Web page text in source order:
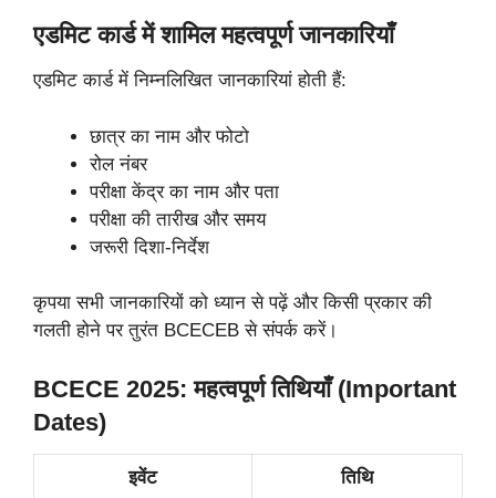
एडमिट कार्ड में शामिल महत्वपूर्ण जानकारियाँ
एडमिट कार्ड में निम्नलिखित जानकारियां होती हैं:
छात्र का नाम और फोटो
रोल नंबर
परीक्षा केंद्र का नाम और पता
परीक्षा की तारीख और समय
जरूरी दिशा-निर्देश
कृपया सभी जानकारियों को ध्यान से पढ़ें और किसी प्रकार की
गलती होने पर तुरंत BCECEB से संपर्क करें।
BCECE 2025: महत्वपूर्ण तिथियाँ (Important
Dates)
इवेंट तिथि